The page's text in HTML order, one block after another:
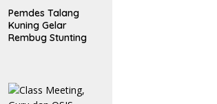
Pemdes Talang
Kuning Gelar
Rembug Stunting